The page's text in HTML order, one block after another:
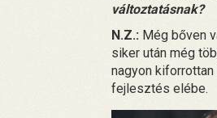
változtatásnak?
N.Z.: Még bőven
siker után még
nagyon
fejlesztés elébe.